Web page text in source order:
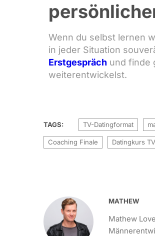
Wenn du selbst lernen
in jeder Situation
Erstgespräch und finde
weiterentwickelst.
TAGS: TV-Datingformat
Coaching Finale Datingkurs TV
MATHEW
Mathew